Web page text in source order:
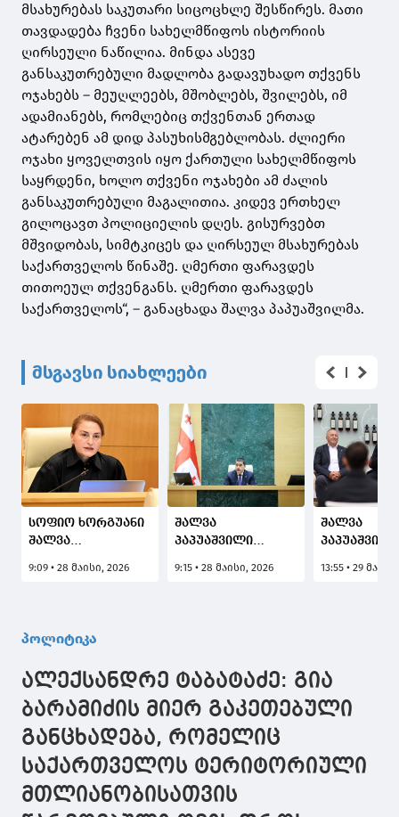
მსახურებას საკუთარი სიცოცხლე შესწირეს. მათი
თავდადება ჩვენი სახელმწიფოს ისტორიის
ღირსეული ნაწილია. მინდა ასევე
განსაკუთრებული მადლობა გადავუხადო თქვენს
ოჯახებს – მეუღლეებს, მშობლებს, შვილებს, იმ
ადამიანებს, რომლებიც თქვენთან ერთად
ატარებენ ამ დიდ პასუხისმგებლობას. ძლიერი
ოჯახი ყოველთვის იყო ქართული სახელმწიფოს
საყრდენი, ხოლო თქვენი ოჯახები ამ ძალის
განსაკუთრებული მაგალითია. კიდევ ერთხელ
გილოცავთ პოლიციელის დღეს. გისურვებთ
მშვიდობას, სიმტკიცეს და ღირსეულ მსახურებას
საქართველოს წინაშე. ღმერთი ფარავდეს
თითოეულ თქვენგანს. ღმერთი ფარავდეს
საქართველოს“, – განაცხადა შალვა პაპუაშვილმა.
მსგავსი სიახლეები
სოფიო ხორგუანი
შალვა
იმედი მქონდა,
დაგმობით
სისტემა გახდა
ანგარიშსწორების
მექანიზმი ერთი
კონკრეტული,
კანონმორჩილი
ადამიანის
დასასჯელად
9:09 • 28 მაისი, 2026
შალვა
პაპუაშვილი
გახარია ზუსტად
ხმა თუ
გულწრფელ
ემოციებს შეიცავს,
ჩამოიყვანეთ და
აგოს პასუხი
9:15 • 28 მაისი, 2026
შალვა
პაპუაშვილი
მთავრობის
წევრებს
13:55 • 29
პოლიტიკა
ალექსანდრე ტაბატაძე: გია
ბარამიძის მიერ გაკეთებული
განცხადება, რომელიც
საქართველოს ტერიტორიული
მთლიანობისათვის